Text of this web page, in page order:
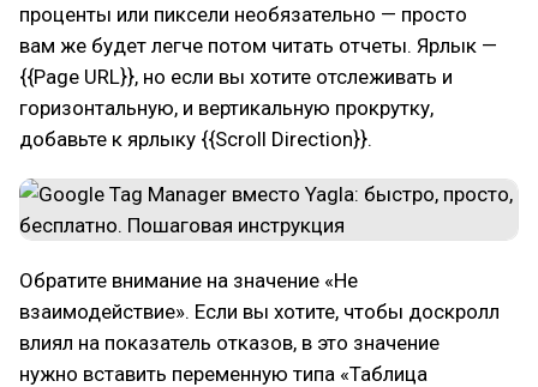
проценты или пиксели необязательно — просто
вам же будет легче потом читать отчеты. Ярлык —
{{Page URL}}, но если вы хотите отслеживать и
горизонтальную, и вертикальную прокрутку,
добавьте к ярлыку {{Scroll Direction}}.
Обратите внимание на значение «Не
взаимодействие». Если вы хотите, чтобы доскролл
влиял на показатель отказов, в это значение
нужно вставить переменную типа «Таблица